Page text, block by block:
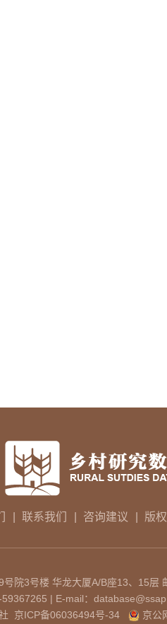
联系我们 咨询建议 版
院3号楼 华龙大厦A/B座13、15层
| E-mail：
京ICP备06036494号-34 京公